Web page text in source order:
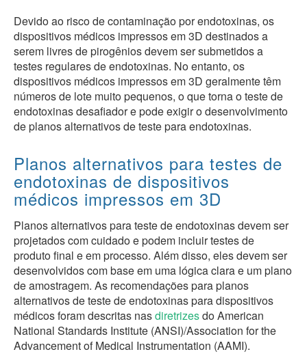
Devido ao risco de contaminação por endotoxinas, os
dispositivos médicos impressos em 3D destinados a
serem livres de pirogênios devem ser submetidos a
testes regulares de endotoxinas. No entanto, os
dispositivos médicos impressos em 3D geralmente têm
números de lote muito pequenos, o que torna o teste de
endotoxinas desafiador e pode exigir o desenvolvimento
de planos alternativos de teste para endotoxinas.
Planos alternativos para testes de
endotoxinas de dispositivos
médicos impressos em 3D
Planos alternativos para teste de endotoxinas devem ser
projetados com cuidado e podem incluir testes de
produto final e em processo. Além disso, eles devem ser
desenvolvidos com base em uma lógica clara e um plano
de amostragem. As recomendações para planos
alternativos de teste de endotoxinas para dispositivos
médicos foram descritas nasdiretrizesdo American
National Standards Institute (ANSI)/Association for the
Advancement of Medical Instrumentation (AAMI).